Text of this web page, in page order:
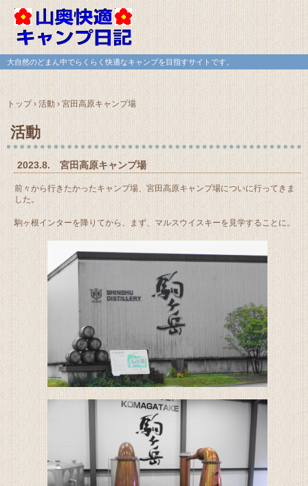
大自然のどまん中でらくらく快適なキャンプを目指すサイトです。
トップ› 活動 › 宮田高原キャンプ場
活動
2023.8. 宮田高原キャンプ場
前々から行きたかったキャンプ場、宮田高原キャンプ場についに行ってきま
した。
駒ヶ根インターを降りてから、まず、マルスウイスキーを見学することに。